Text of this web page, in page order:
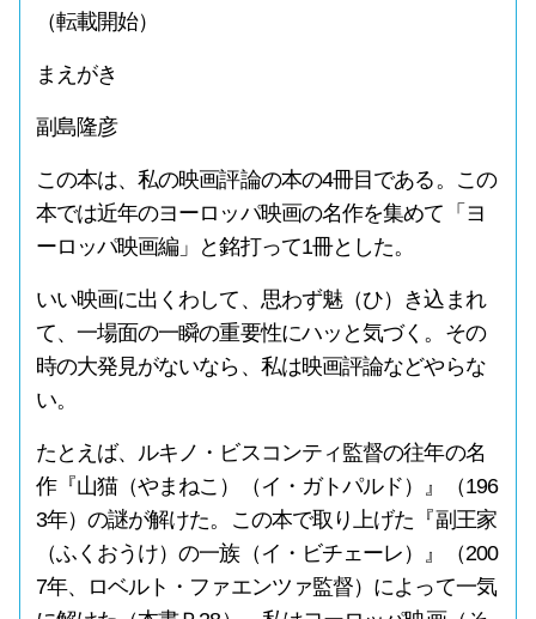
（転載開始）
まえがき
副島隆彦
この本は、私の映画評論の本の4冊目である。この
本では近年のヨーロッパ映画の名作を集めて「ヨ
ーロッパ映画編」と銘打って1冊とした。
いい映画に出くわして、思わず魅（ひ）き込まれ
て、一場面の一瞬の重要性にハッと気づく。その
時の大発見がないなら、私は映画評論などやらな
い。
たとえば、ルキノ・ビスコンティ監督の往年の名
作『山猫（やまねこ）（イ・ガトパルド）』（196
3年）の謎が解けた。この本で取り上げた『副王家
（ふくおうけ）の一族（イ・ビチェーレ）』（200
7年、ロベルト・ファエンツァ監督）によって一気